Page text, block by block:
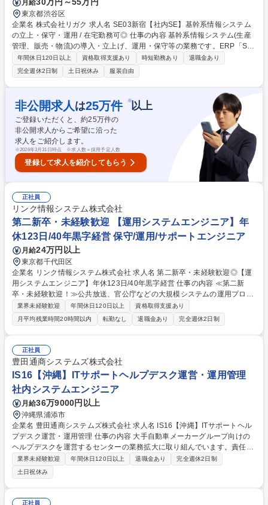
月給
東京都渋谷区
企業名 株式会社リガク 求人名 SE03新宿【社内SE】基幹系情報システム
の立上・保守・運用 / 在宅勤務可◎ 仕事の内容 基幹系情報システム(生産
管理、販売・物流)の導入・立上げ、運用・保守等の業務です。ERP「Syt
eLine(CSI10)」立ち上げ業務、周辺システムにおけるインターフェーズの
改善・保守などをご担当いただきます。 【情報システム部（生産管理シス
テム担当）】 主な機能として(1)戦略・企画、(2)システム開発・運用、(3)
ITインフラ環境の強化・整備があります。組織体制としては、本社ではSyt
elineの運用・維持を中心として日本地域のサポートを行っており、今後機
能別の体制を敷き、機能ごとの支援、体制強化を図っていく予定です。グ
ローバルでは、エリア別、機能別に組織があり、連携を行っています。 募
集職種 SE03新宿【社内SE】基幹系情報システムの立上・保守・運用 / 在
宅勤務可◎
年間休日120日以上 資格取得支援あり 時短勤務あり
退職金あり
完全週休2日制
土日祝休み 服装自由
非公開求人 は25万件 ※以上
ご登録いただくと、約25万件の
非公開求人からご希望に沿った
求人をご紹介します。
※2026年3月31日時点 ※求人数＝採用予定人数
登録して求人を紹介してもらう
正社員
リンク情報システム株式会社
第二新卒・未経験歓迎 【運用システムエンジニア】年
休123日/40年黒字経営 保守/運用/サポートエンジニア
月給24万円以上
東京都千代田区
企業名 リンク情報システム株式会社 求人名 第二新卒・未経験歓迎◎【運
用システムエンジニア】年休123日/40年黒字経営 仕事の内容 ≪第二新
卒・未経験歓迎！≫公共放送、官公庁などの大規模システムの運用プロジ
ェクトにおいて、業務支援やデータ集計、運用・監視等の業務をお任せ。
将来的には運用エンジニアのリーダーなどを目指せます。 【入社後】技術
スキルなどWEB研修を実施し基本情報技術者試験やLinuCレベル1取得な
どの取得を目指します。公共放送、官公庁などの大規模システムの運用プ
ロジェクトにおいて、業務支援やデータ集計、運用・保守等の業務に従事
していただきます。 経験やスキルを磨く中で、希望や適性について相談し
将来的には運用エンジニアのリーダー、インフラエンジニア、クラウドエ
ンジニア等を目指していただきます。 募集職種 第二新卒・未経験歓迎◎
【運用システムエンジニア】年休123日/40年黒字経営
業界未経験歓迎 年間休日120日以上
資格取得支援あり
月平均残業時間20時間以内
転勤なし 退職金あり 完全週休2日制
正社員
豊田通商システムズ株式会社
IS16【沖縄】ITサポートヘルプデスク運営・運用管理
社内システムエンジニア
月給36万9000円以上
沖縄県浦添市
企業名 豊田通商システムズ株式会社 求人名 IS16【沖縄】ITサポートヘル
プデスク運営・運用管理 仕事の内容 大手自動車メーカーグループ向けの
ヘルプデスクを運営するセンターの業務拡大に取り組んでいます。責任者
とともにセンター運営/業務拡大の取り組みをお願いします。 ■複数にわた
る業務全体を俯瞰して、品質を管理 ■新規ヘルプデスクの立ち上げ推進 ■
既存ヘルプデスクの改善推進 ■センターのリソース・採算の管理 ■将来の
センター構想（人、サービス）の検討、実現方法の検討 募集職種 IS16
【沖縄】ITサポートヘルプデスク運営・運用管理
業界未経験歓迎 年間休日120日以上 退職金あり
完全週休2日制
土日祝休み
正社員